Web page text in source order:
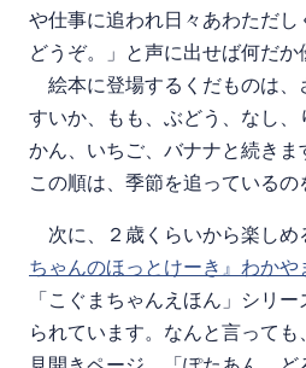
や仕事に追われ日々あわただ
どうぞ。」と声に出せば何だか
絵本に登場するくだものは、
すいか、もも、ぶどう、なし
かん、いちご、バナナと続きま
この順は、季節を追っているの
次に、２歳くらいから楽しめ
ちゃんのほっとけーき』わかや
「こぐまちゃんえほん」シリ
られています。なんと言って